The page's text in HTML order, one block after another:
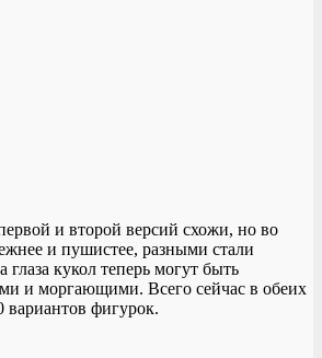
и второй версий схожи, но во
и пушистее, разными стали
глаза кукол теперь могут быть
и моргающими. Всего сейчас в обеих
вариантов фигурок.